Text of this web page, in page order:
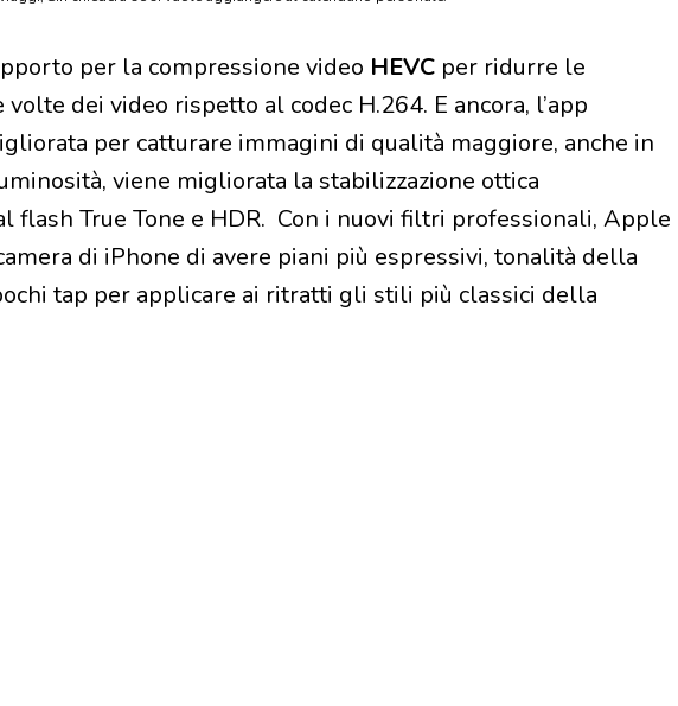
per la compressione video HEVC per ridurre le
dei video rispetto al codec H.264. E ancora, l’app
per catturare immagini di qualità maggiore, anche in
viene migliorata la stabilizzazione ottica
flash True Tone e HDR. Con i nuovi filtri professionali, Apple
di iPhone di avere piani più espressivi, tonalità della
tap per applicare ai ritratti gli stili più classici della